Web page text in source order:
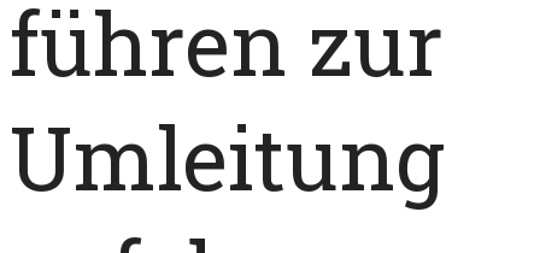
führen zur
Umleitung